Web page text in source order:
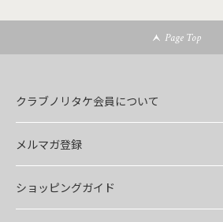
Page Top
クラブノリタケ会員について
メルマガ登録
ショッピングガイド